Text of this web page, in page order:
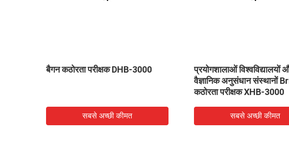
बैगन कठोरता परीक्षक DHB-3000
सबसे अच्छी कीमत
प्रयोगशालाओं विश्वविद्यालयों
वैज्ञानिक अनुसंधान संस्थानों
कठोरता परीक्षक XHB-3000
सबसे अच्छी कीमत